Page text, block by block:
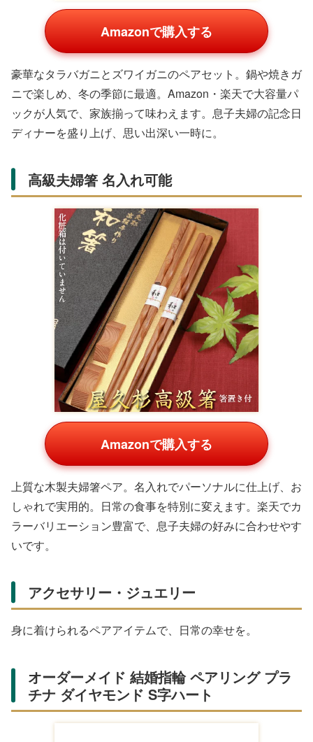
Amazonで購入する
豪華なタラバガニとズワイガニのペアセット。鍋や焼きガ
ニで楽しめ、冬の季節に最適。Amazon・楽天で大容量パ
ックが人気で、家族揃って味わえます。息子夫婦の記念日
ディナーを盛り上げ、思い出深い一時に。
高級夫婦箸 名入れ可能
Amazonで購入する
上質な木製夫婦箸ペア。名入れでパーソナルに仕上げ、お
しゃれで実用的。日常の食事を特別に変えます。楽天でカ
ラーバリエーション豊富で、息子夫婦の好みに合わせやす
いです。
アクセサリー・ジュエリー
身に着けられるペアアイテムで、日常の幸せを。
オーダーメイド 結婚指輪 ペアリング プラ
チナ ダイヤモンド S字ハート